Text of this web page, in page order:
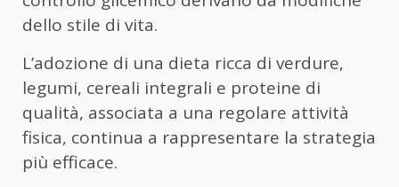
dello stile di vita.
L’adozione di una dieta ricca di verdure,
legumi, cereali integrali e proteine di
qualità, associata a una regolare attività
fisica, continua a rappresentare la strategia
più efficace.